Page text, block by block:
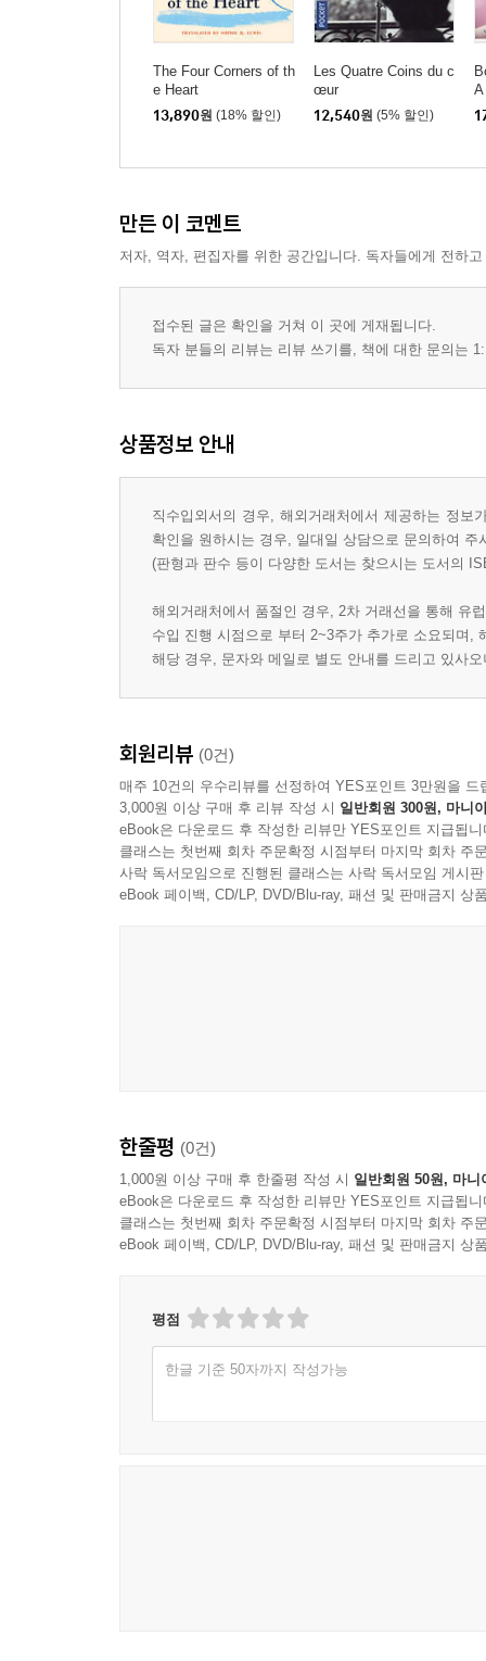
The Four Corners of th
e Heart
13,890원 (18% 할인)
Les Quatre Coins du c
œur
12,540원 (5% 할인)
A
만든 이 코멘트
저자, 역자, 편집자를 위한 공간입니다. 독자들에게 전하
접수된 글은 확인을 거쳐 이 곳에 게재됩니다.
독자 분들의 리뷰는 리뷰 쓰기를, 책에 대한 문의는
상품정보 안내
직수입외서의 경우, 해외거래처에서 제공하는 정
확인을 원하시는 경우, 일대일 상담으로 문의하여 주
(판형과 판수 등이 다양한 도서는 찾으시는 도서의
해외거래처에서 품절인 경우, 2차 거래선을 통해 유
수입 진행 시점으로 부터 2~3주가 추가로 소요되며,
해당 경우, 문자와 메일로 별도 안내를 드리고 있사
회원리뷰 (0건)
매주 10건의 우수리뷰를 선정하여 YES포인트 3만원을 드
3,000원 이상 구매 후 리뷰 작성 시 일반회원 300원, 마니
eBook은 다운로드 후 작성한 리뷰만 YES포인트 지급됩니
클래스는 첫번째 회차 주문확정 시점부터 마지막 회차 주
사락 독서모임으로 진행된 클래스는 사락 독서모임 게시
eBook 페이백, CD/LP, DVD/Blu-ray, 패션 및 판매금지 상
한줄평 (0건)
1,000원 이상 구매 후 한줄평 작성 시 일반회원 50원, 마니
eBook은 다운로드 후 작성한 리뷰만 YES포인트 지급됩니
클래스는 첫번째 회차 주문확정 시점부터 마지막 회차 주
eBook 페이백, CD/LP, DVD/Blu-ray, 패션 및 판매금지 상
평점
한글 기준 50자까지 작성가능